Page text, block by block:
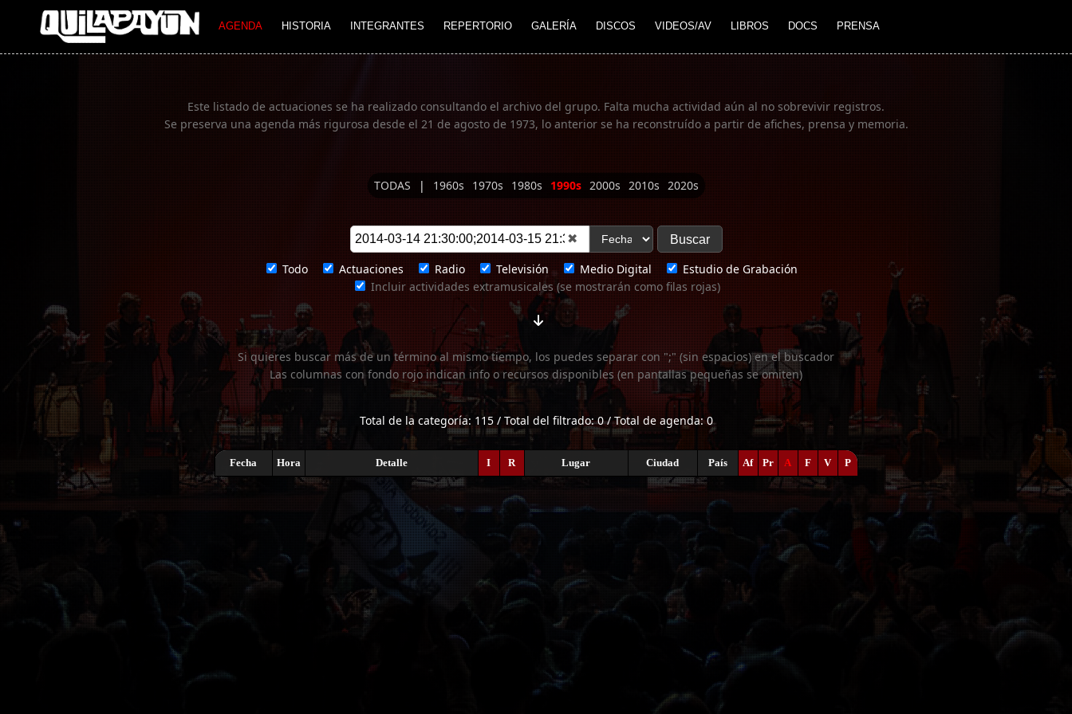
AGENDA HISTORIA INTEGRANTES REPERTORIO GALERÍA DISCOS VIDEOS/AV LIBROS DOCS PRENSA
Imagen 01
Este listado de actuaciones se ha realizado consultando el archivo del grupo. Falta mucha actividad aún al no sobrevivir registros.
Se preserva una agenda más rigurosa desde el 21 de agosto de 1973, lo anterior se ha reconstruído a partir de afiches, prensa y memoria.
TODAS | 1960s 1970s 1980s 1990s 2000s 2010s 2020s
✖
Todo Actuaciones Radio Televisión Medio Digital
Estudio de Grabación
Incluir actividades extramusicales (se mostrarán como filas rojas)
Si quieres buscar más de un término al mismo tiempo, los puedes separar con ";" (sin espacios) en el buscador
Las columnas con fondo rojo indican info o recursos disponibles (en pantallas pequeñas se omiten)
Total de la categoría: 115 / Total del filtrado: 0 / Total de agenda: 0
Fecha Hora Detalle I R Lugar Ciudad País Af Pr A F V P